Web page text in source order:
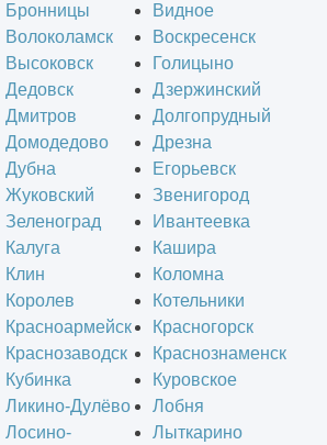
Бронницы
Видное
Волоколамск
Воскресенск
Высоковск
Голицыно
Дедовск
Дзержинский
Дмитров
Долгопрудный
Домодедово
Дрезна
Дубна
Егорьевск
Жуковский
Звенигород
Зеленоград
Ивантеевка
Калуга
Кашира
Клин
Коломна
Королев
Котельники
Красноармейск
Красногорск
Краснозаводск
Краснознаменск
Кубинка
Куровское
Ликино-Дулёво
Лобня
Лосино-
Лыткарино